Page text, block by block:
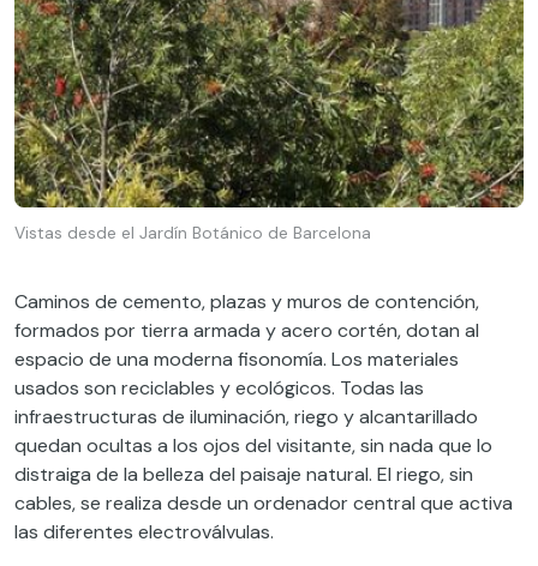
Vistas desde el Jardín Botánico de Barcelona
Caminos de cemento, plazas y muros de contención,
formados por tierra armada y acero cortén, dotan al
espacio de una moderna fisonomía. Los materiales
usados son reciclables y ecológicos. Todas las
infraestructuras de iluminación, riego y alcantarillado
quedan ocultas a los ojos del visitante, sin nada que lo
distraiga de la belleza del paisaje natural. El riego, sin
cables, se realiza desde un ordenador central que activa
las diferentes electroválvulas.